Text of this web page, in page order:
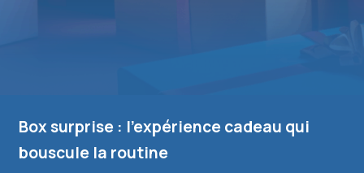
Box surprise : l’expérience cadeau qui
bouscule la routine